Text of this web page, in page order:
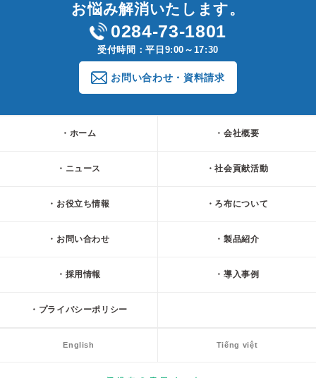
お悩み解消いたします。
0284-73-1801
受付時間：平日9:00～17:30
お問い合わせ・資料請求
ホーム 会社概要
ニュース 社会貢献活動
お役立ち情報 ろ布について
お問い合わせ 製品紹介
採用情報 導入事例
プライバシーポリシー
English Tiếng việt